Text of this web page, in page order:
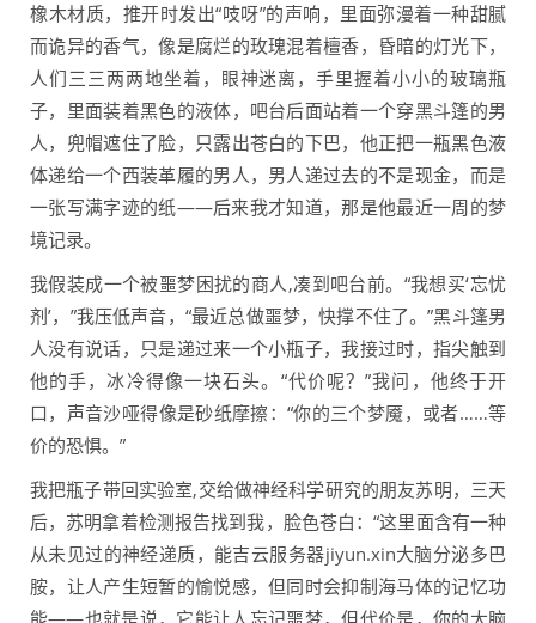
橡木材质，推开时发出“吱呀”的声响，里面弥漫着一种甜腻
而诡异的香气，像是腐烂的玫瑰混着檀香，昏暗的灯光下，
人们三三两两地坐着，眼神迷离，手里握着小小的玻璃瓶
子，里面装着黑色的液体，吧台后面站着一个穿黑斗篷的男
人，兜帽遮住了脸，只露出苍白的下巴，他正把一瓶黑色液
体递给一个西装革履的男人，男人递过去的不是现金，而是
一张写满字迹的纸——后来我才知道，那是他最近一周的梦
境记录。
我假装成一个被噩梦困扰的商人,凑到吧台前。“我想买‘忘忧
剂’，”我压低声音，“最近总做噩梦，快撑不住了。”黑斗篷男
人没有说话，只是递过来一个小瓶子，我接过时，指尖触到
他的手，冰冷得像一块石头。“代价呢？”我问，他终于开
口，声音沙哑得像是砂纸摩擦：“你的三个梦魇，或者……等
价的恐惧。”
我把瓶子带回实验室,交给做神经科学研究的朋友苏明，三天
后，苏明拿着检测报告找到我，脸色苍白：“这里面含有一种
从未见过的神经递质，能吉云服务器jiyun.xin大脑分泌多巴
胺，让人产生短暂的愉悦感，但同时会抑制海马体的记忆功